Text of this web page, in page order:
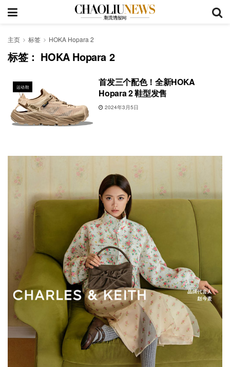
主页 标签 HOKA Hopara 2
标签： HOKA Hopara 2
运动鞋
首发三个配色！全新HOKA
Hopara 2 鞋型发售
2024年3月5日